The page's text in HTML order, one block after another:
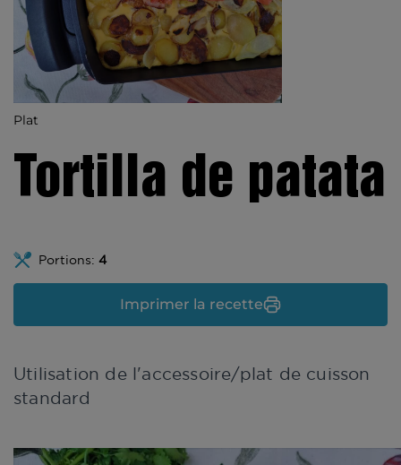
Plat
Tortilla de patata
Portions: 4
Imprimer la recette
Utilisation de l'accessoire/plat de cuisson
standard